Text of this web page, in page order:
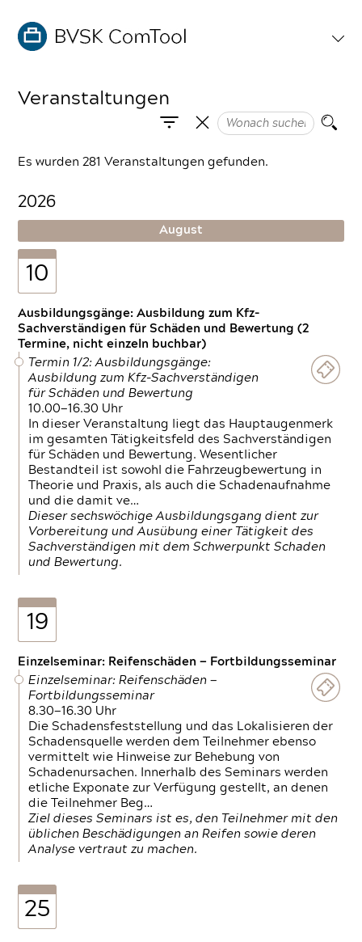
Veranstaltungen
Es wurden 281 Veranstaltungen gefunden.
2026
August
10
Ausbildungsgänge: Ausbildung zum Kfz-
Sachverständigen für Schäden und Bewertung (2
Termine, nicht einzeln buchbar)
Termin 1/2: Ausbildungsgänge:
Ausbildung zum Kfz-Sachverständigen
für Schäden und Bewertung
10.00—16.30 Uhr
In dieser Veranstaltung liegt das Hauptaugenmerk
im gesamten Tätigkeitsfeld des Sachverständigen
für Schäden und Bewertung. Wesentlicher
Bestandteil ist sowohl die Fahrzeugbewertung in
Theorie und Praxis, als auch die Schadenaufnahme
und die damit ve…
Dieser sechswöchige Ausbildungsgang dient zur
Vorbereitung und Ausübung einer Tätigkeit des
Sachverständigen mit dem Schwerpunkt Schaden
und Bewertung.
19
Einzelseminar: Reifenschäden — Fortbildungsseminar
Einzelseminar: Reifenschäden —
Fortbildungsseminar
8.30—16.30 Uhr
Die Schadensfeststellung und das Lokalisieren der
Schadensquelle werden dem Teilnehmer ebenso
vermittelt wie Hinweise zur Behebung von
Schadenursachen. Innerhalb des Seminars werden
etliche Exponate zur Verfügung gestellt, an denen
die Teilnehmer Beg…
Ziel dieses Seminars ist es, den Teilnehmer mit den
üblichen Beschädigungen an Reifen sowie deren
Analyse vertraut zu machen.
25